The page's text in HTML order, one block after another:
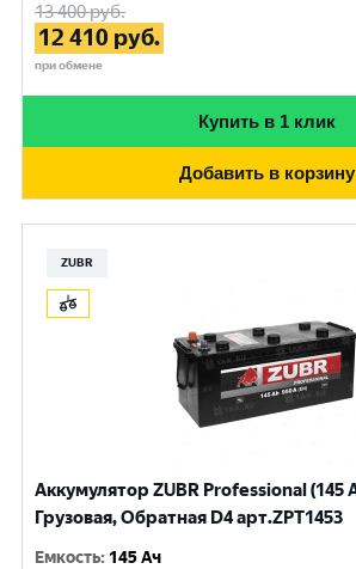
13 400руб.
12 410 руб.
при обмене
Купить в 1 клик
Добавить в корзину
ZUBR
Аккумулятор ZUBR Professional (145
Грузовая, Обратная D4 арт.ZPT1453
Емкость: 145 Ач